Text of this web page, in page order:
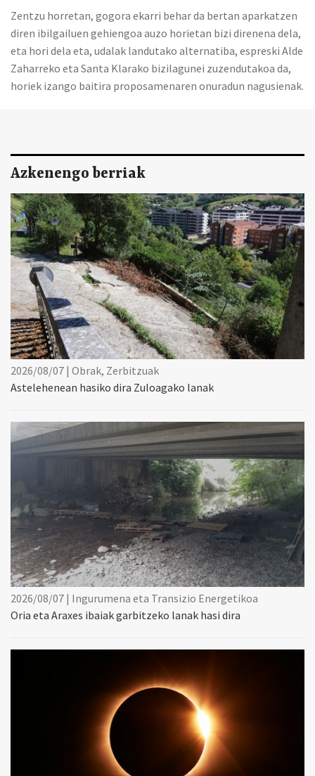
Zentzu horretan, gogora ekarri behar da bertan aparkatzen
diren ibilgailuen gehiengoa auzo horietan bizi direnena dela,
eta hori dela eta, udalak landutako alternatiba, espreski Alde
Zaharreko eta Santa Klarako bizilagunei zuzendutakoa da,
horiek izango baitira proposamenaren onuradun nagusienak.
Azkenengo berriak
2026/08/07 | Obrak, Zerbitzuak
Astelehenean hasiko dira Zuloagako lanak
2026/08/07 | Ingurumena eta Transizio Energetikoa
Oria eta Araxes ibaiak garbitzeko lanak hasi dira